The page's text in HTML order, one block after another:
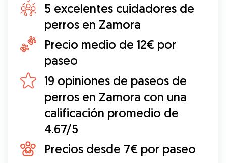
5 excelentes cuidadores de
perros en Zamora
Precio medio de 12€ por
paseo
19 opiniones de paseos de
perros en Zamora con una
calificación promedio de
4.67/5
Precios desde 7€ por paseo